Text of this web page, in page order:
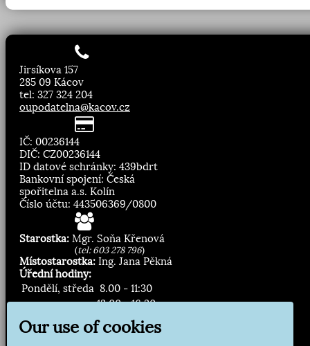
Jirsíkova 157
285 09 Kácov
tel: 327 324 204
oupodatelna@kacov.cz
IČ: 00236144
DIČ: CZ00236144
ID datové schránky: 439bdrt
Bankovní spojení: Česká
spořitelna a.s. Kolín
Číslo účtu: 443506369/0800
Starostka: Mgr. Soňa Křenová
(tel: 603 278 796)
Místostarostka: Ing. Jana Pěkná
Úřední hodiny:
Pondělí, středa 8.00 - 11:30
13:00 - 16:30
Our use of cookies